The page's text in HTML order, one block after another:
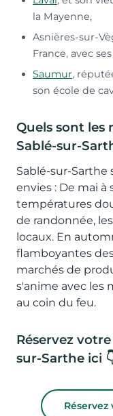
la Mayenne,
Asnières-sur-
France, avec
Saumur,
son école de
Quels sont les
Sablé-sur-
Sablé-sur-Sarthe
envies : De mai
températures
de randonnée,
locaux. En
flamboyantes
marchés de
s'anime avec les
au coin du feu.
Réservez
sur-Sarthe ici